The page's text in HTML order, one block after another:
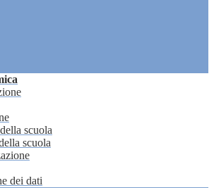
scuola
scuola
dei dati